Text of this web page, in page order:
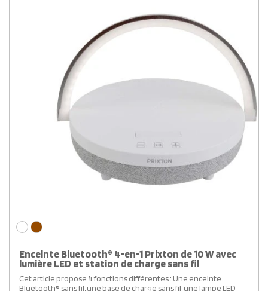
Enceinte Bluetooth® 4-en-1 Prixton de 10 W avec
lumière LED et station de charge sans fil
Cet article propose 4 fonctions différentes : Une enceinte
Bluetooth® sans fil, une base de charge sans fil, une lampe LED